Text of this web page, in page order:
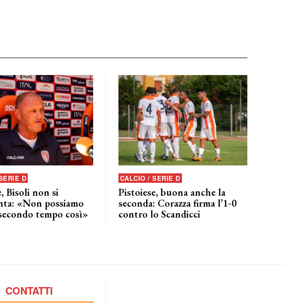
D
Bisoli non si
«Non possiamo
tempo così»
CALCIO / SERIE D
Pistoiese, buona anche la
seconda: Corazza firma l’1-0
contro lo Scandicci
CONTATTI